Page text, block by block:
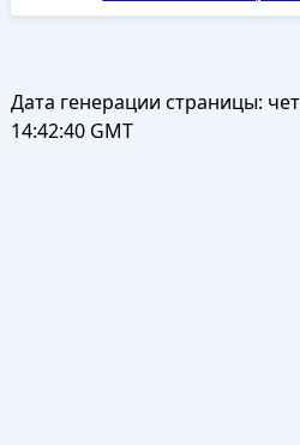
Дата генерации страницы:
14:42:40 GMT